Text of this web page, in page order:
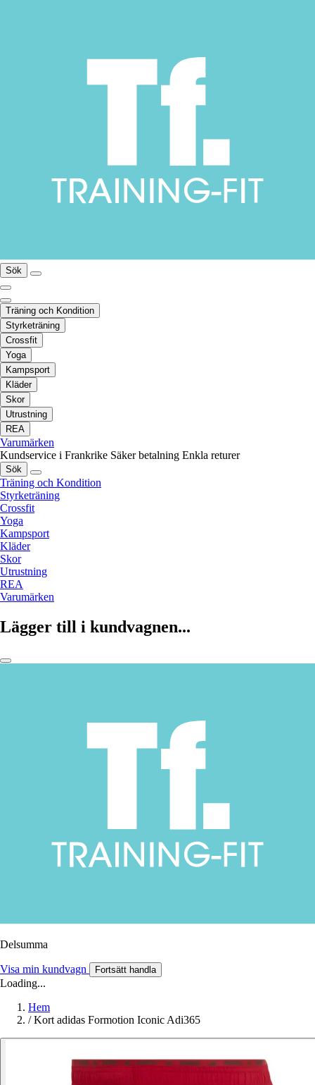
Sök
Träning och Kondition
Styrketräning
Crossfit
Yoga
Kampsport
Kläder
Skor
Utrustning
REA
Varumärken
Kundservice i Frankrike Säker betalning Enkla returer
Sök
Träning och Kondition
Styrketräning
Crossfit
Yoga
Kampsport
Kläder
Skor
Utrustning
REA
Varumärken
Lägger till i kundvagnen...
Delsumma
Visa min kundvagn Fortsätt handla
Loading...
Hem
/ Kort adidas Formotion Iconic Adi365